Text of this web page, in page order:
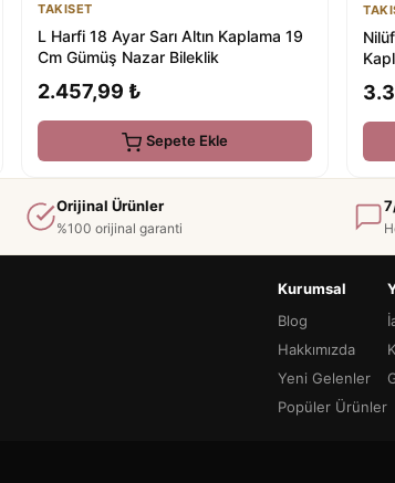
TAKISET
L Harfi 18 Ayar Sarı Altın Kaplama 19
Cm Gümüş Nazar Bileklik
2.457,99 ₺
Sepete Ekle
Orijinal Ürünler
%100 orijinal garanti
Kurumsal
Blog
Hakkımızda
Yeni Gelenler
Popüler Ürünler